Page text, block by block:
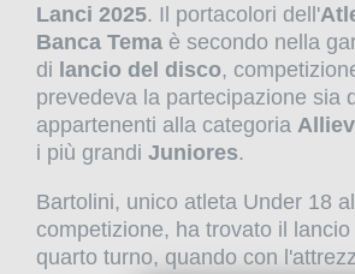
Lanci 2025. Il portacolori dell'
Banca Tema è secondo nella
di lancio del disco,
prevedeva la partecipazione sia
appartenenti alla categoria
i più grandi Juniores.
Bartolini, unico atleta Under 18
competizione, ha trovato il
quarto turno, quando con